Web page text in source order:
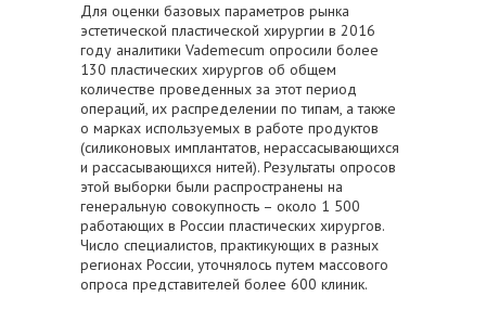
Для оценки базовых параметров рынка
эстетической пластической хирургии в 2016
году аналитики Vademecum опросили более
130 пластических хирургов об общем
количестве проведенных за этот период
операций, их распределении по типам, а также
о марках используемых в работе продуктов
(силиконовых имплантатов, нерассасывающихся
и рассасывающихся нитей). Результаты опросов
этой выборки были распространены на
генеральную совокупность – около 1 500
работающих в России пластических хирургов.
Число специалистов, практикующих в разных
регионах России, уточнялось путем массового
опроса представителей более 600 клиник.